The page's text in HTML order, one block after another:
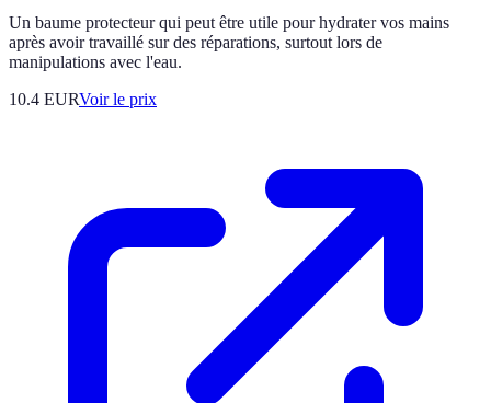
Un baume protecteur qui peut être utile pour hydrater vos mains
après avoir travaillé sur des réparations, surtout lors de
manipulations avec l'eau.
10.4 EURVoir le prix